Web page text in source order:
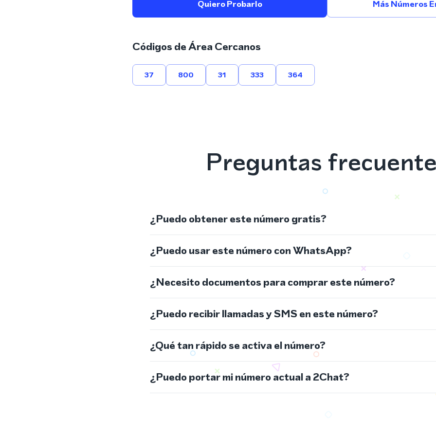
Quiero Probarlo Más Números
Códigos de Área Cercanos
37 800 31 333 364
Preguntas
¿Puedo obtener este número gratis?
¿Puedo usar este número con WhatsApp?
¿Necesito documentos para comprar este número?
¿Puedo recibir llamadas y SMS en este número?
¿Qué tan rápido se activa el número?
¿Puedo portar mi número actual a 2Chat?